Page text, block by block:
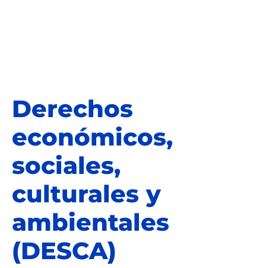
Derechos
económicos,
sociales,
culturales y
ambientales
(DESCA)